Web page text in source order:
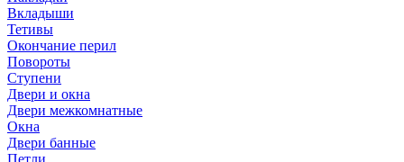
Вкладыши
Тетивы
Окончание перил
Повороты
Ступени
Двери и окна
Двери межкомнатные
Окна
Двери банные
Петли